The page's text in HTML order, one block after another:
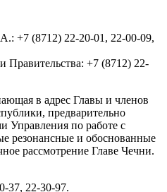
+7 (8712) 22-20-01, 22-00-09,
Правительства: +7 (8712) 22-
в адрес Главы и членов
предварительно
Управления по работе с
резонансные и обоснованные
рассмотрение Главе Чечни.
37, 22-30-97.